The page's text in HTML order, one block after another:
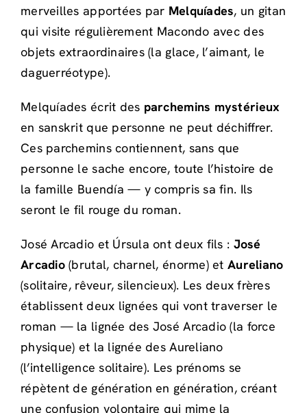
merveilles apportées par Melquíades, un gitan
qui visite régulièrement Macondo avec des
objets extraordinaires (la glace, l’aimant, le
daguerréotype).
Melquíades écrit des parchemins mystérieux
en sanskrit que personne ne peut déchiffrer.
Ces parchemins contiennent, sans que
personne le sache encore, toute l’histoire de
la famille Buendía — y compris sa fin. Ils
seront le fil rouge du roman.
José Arcadio et Úrsula ont deux fils : José
Arcadio(brutal, charnel, énorme) et Aureliano
(solitaire, rêveur, silencieux). Les deux frères
établissent deux lignées qui vont traverser le
roman — la lignée des José Arcadio (la force
physique) et la lignée des Aureliano
(l’intelligence solitaire). Les prénoms se
répètent de génération en génération, créant
une confusion volontaire qui mime la